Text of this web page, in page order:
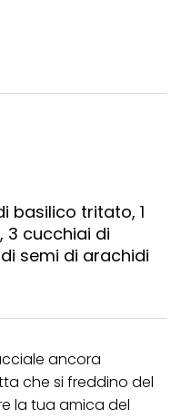
basilico tritato, 1
3 cucchiai di
semi di arachidi
ancora
che si freddino del
la tua amica del